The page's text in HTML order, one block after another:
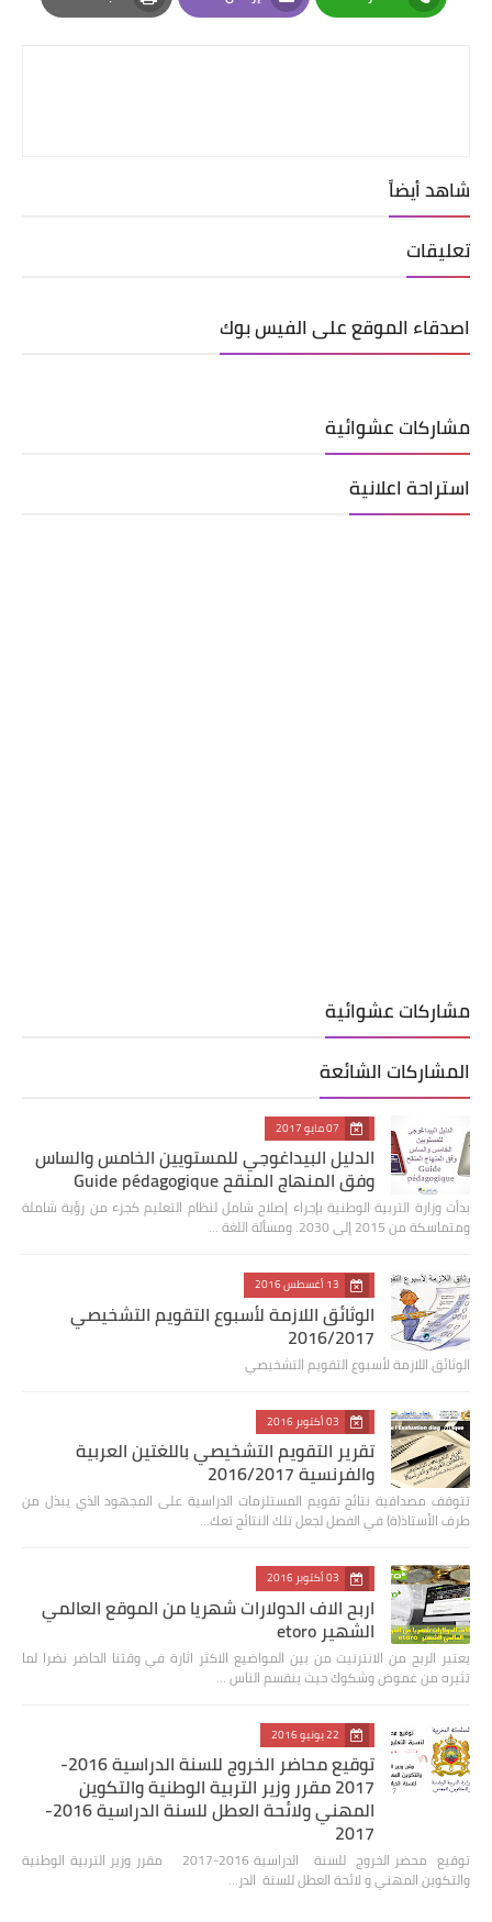
Whatsapp
Email
Print
شاهد أيضاً
تعليقات
اصدقاء الموقع على الفيس بوك
مشاركات عشوائية
استراحة اعلانية
مشاركات عشوائية
المشاركات الشائعة
07 مايو 2017
الدليل البيداغوجي للمستويين الخامس والساس
وفق المنهاج المنقح Guide pédagogique
بدأت وزارة التربية الوطنية بإجراء إصلاح شامل لنظام التعليم كجزء من رؤية شاملة
ومتماسكة من 2015 إلى 2030. ومسألة اللغة …
13 أغسطس 2016
الوثائق اللازمة لأسبوع التقويم التشخيصي
2016/2017
الوثائق اللازمة لأسبوع التقويم التشخيصي
03 أكتوبر 2016
تقرير التقويم التشخيصي باللغتين العربية
والفرنسية 2016/2017
تتوقف مصداقية نتائج تقويم المستلزمات الدراسية على المجهود الذي يبذل من
طرف الأستاذ(ة) في الفصل لجعل تلك النتائج تعك…
03 أكتوبر 2016
اربح الاف الدولارات شهريا من الموقع العالمي
الشهير etoro
يعتبر الربح من الانترنيت من بين المواضيع الاكثر اثارة في وقتنا الحاضر نضرا لما
تثيره من غموض وشكوك حيث ينقسم الناس …
22 يونيو 2016
توقيع محاضر الخروج للسنة الدراسية 2016-
2017 مقرر وزير التربية الوطنية والتكوين
المهني ولائحة العطل للسنة الدراسية 2016-
2017
توقيع محضر الخروج للسنة الدراسية 2016-2017 مقرر وزير التربية الوطنية
والتكوين المهني و لائحة العطل للسنة الدر…